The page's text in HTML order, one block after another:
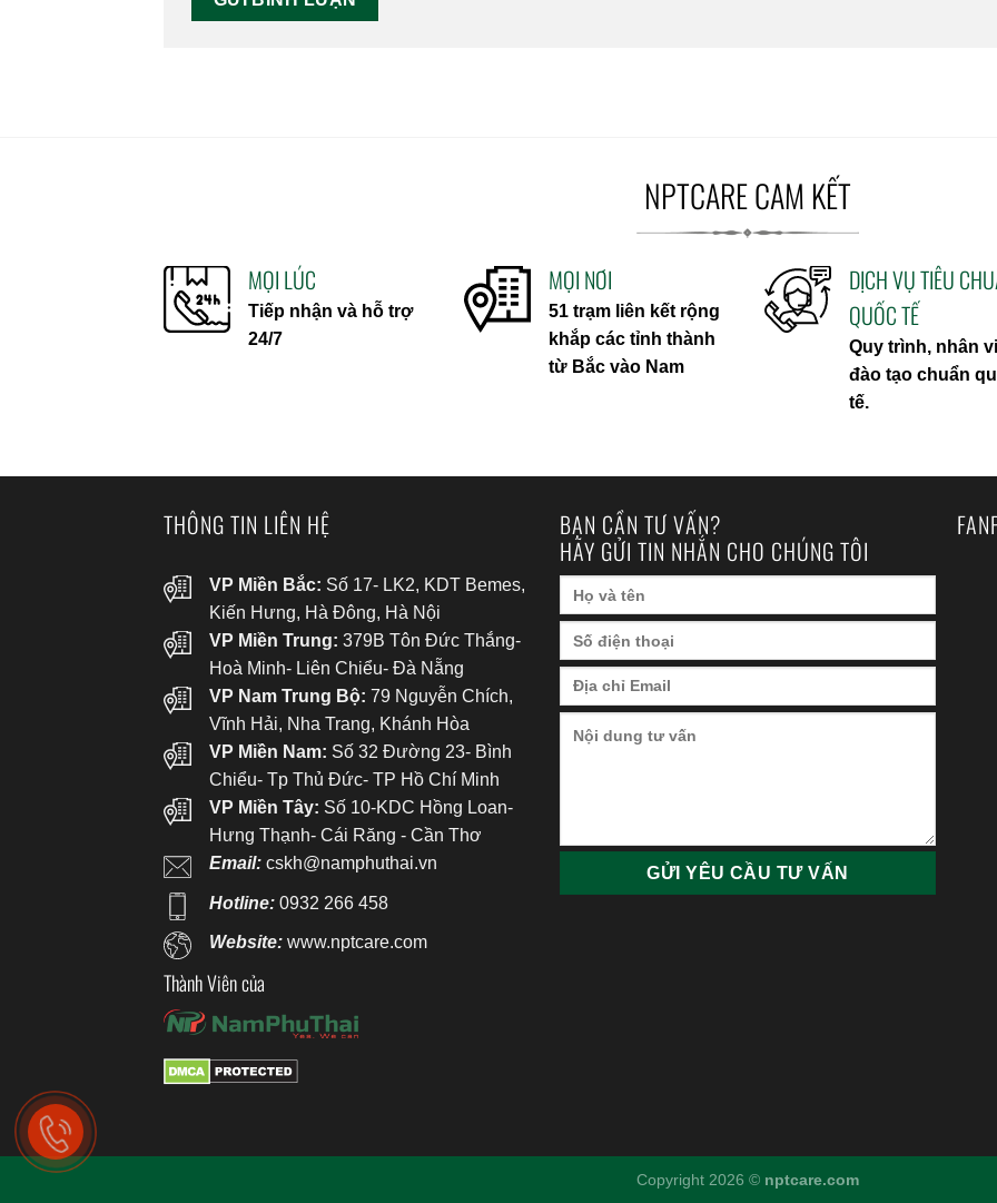
NPTCARE CAM KẾT
MỌI LÚC
Tiếp nhận và hỗ trợ
24/7
MỌI NƠI
51 trạm liên kết rộng
khắp các tỉnh thành
từ Bắc vào Nam
DỊCH VỤ TIÊU
QUỐC TẾ
Quy trình, nhân
đào tạo chuẩn
tế.
THÔNG TIN LIÊN HỆ
VP Miền Bắc: Số 17- LK2, KDT Bemes,
Kiến Hưng, Hà Đông, Hà Nội
VP Miền Trung: 379B Tôn Đức Thắng-
Hoà Minh- Liên Chiểu- Đà Nẵng
VP Nam Trung Bộ: 79 Nguyễn Chích,
Vĩnh Hải, Nha Trang, Khánh Hòa
VP Miền Nam: Số 32 Đường 23- Bình
Chiểu- Tp Thủ Đức- TP Hồ Chí Minh
VP Miền Tây: Số 10-KDC Hồng Loan-
Hưng Thạnh- Cái Răng - Cần Thơ
Email: cskh@namphuthai.vn
Hotline: 0932 266 458
Website:www.nptcare.com
Thành Viên của
BẠN CẦN TƯ VẤN?
HÃY GỬI TIN NHẮN CHO CHÚNG TÔI
Copyright 2026 © nptcare.com